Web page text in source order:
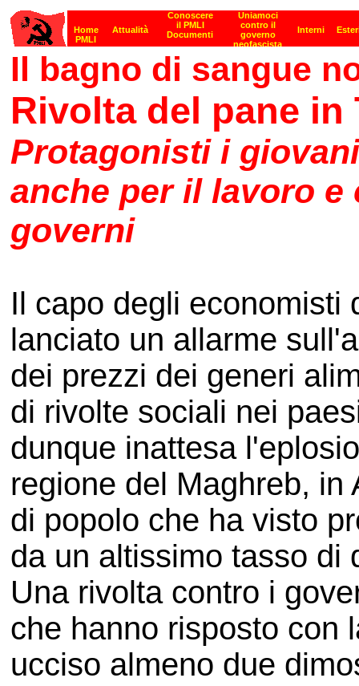
Il bagno di sangue
Rivolta del pane in
Protagonisti i
anche per il lavoro
governi
Il capo degli economisti
lanciato un allarme
dei prezzi dei generi
di rivolte sociali nei
dunque inattesa
regione del Maghreb, in
di popolo che ha visto
da un altissimo tasso di
Una rivolta contro i
che hanno risposto con
ucciso almeno due